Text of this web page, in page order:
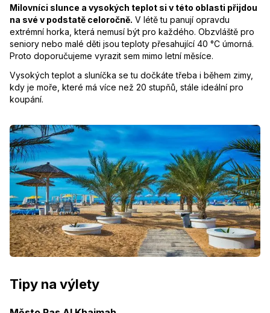
Milovníci slunce a vysokých teplot si v této oblasti přijdou
na své v podstatě celoročně. V létě tu panují opravdu
extrémní horka, která nemusí být pro každého. Obzvláště pro
seniory nebo malé děti jsou teploty přesahující 40 °C úmorná.
Proto doporučujeme vyrazit sem mimo letní měsíce.
Vysokých teplot a sluníčka se tu dočkáte třeba i během zimy,
kdy je moře, které má více než 20 stupňů, stále ideální pro
koupání.
Tipy na výlety